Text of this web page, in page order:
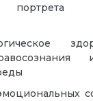
портрета